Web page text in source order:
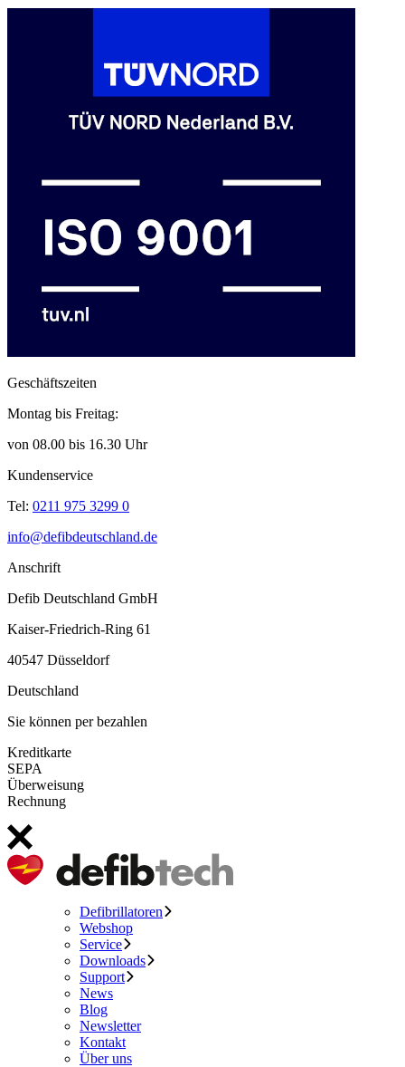
Geschäftszeiten
Montag bis Freitag:
von 08.00 bis 16.30 Uhr
Kundenservice
Tel: 0211 975 3299 0
info@defibdeutschland.de
Anschrift
Defib Deutschland GmbH
Kaiser-Friedrich-Ring 61
40547 Düsseldorf
Deutschland
Sie können per bezahlen
Kreditkarte
SEPA
Überweisung
Rechnung
Defibrillatoren
Webshop
Service
Downloads
Support
News
Blog
Newsletter
Kontakt
Über uns